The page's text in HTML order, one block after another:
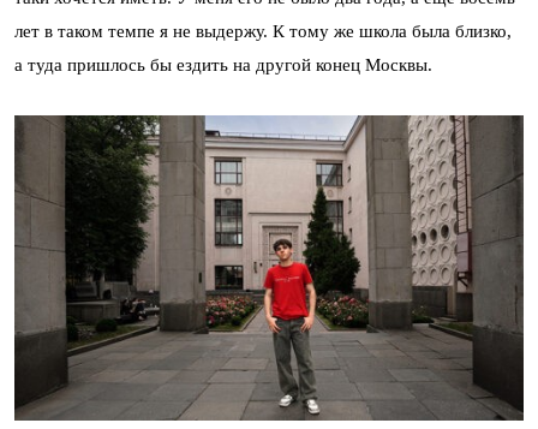
лет в таком темпе я не выдержу. К тому же школа была близко,
а туда пришлось бы ездить на другой конец Москвы.